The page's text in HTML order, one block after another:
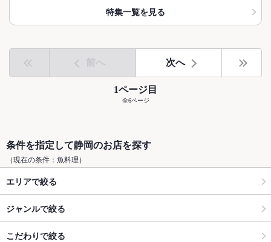
特集一覧を見る
前へ 次へ
1ページ目
全6ページ
条件を指定して静岡のお店を探す
（現在の条件：魚料理）
エリアで絞る
ジャンルで絞る
こだわりで絞る